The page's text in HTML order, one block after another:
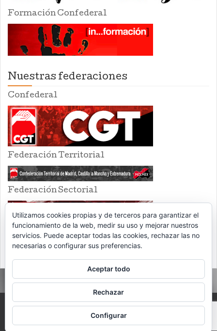
Formación Confederal
Nuestras federaciones
Confederal
Federación Territorial
Federación Sectorial
PROUDLY POWERED BY WORDPRESS THEME: EVENTBRITE SINGLE EVENT
Utilizamos cookies propias y de terceros para garantizar el
funcionamiento de la web, medir su uso y mejorar nuestros
servicios. Puede aceptar todas las cookies, rechazar las no
necesarias o configurar sus preferencias.
Aceptar todo
Rechazar
Configurar